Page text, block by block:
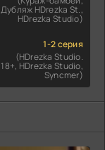
Дубляж HDrezka St.,
HDrezka Studio)
1-2 серия
(HDrezka Studio.
18+, HDrezka Studio,
Syncmer)